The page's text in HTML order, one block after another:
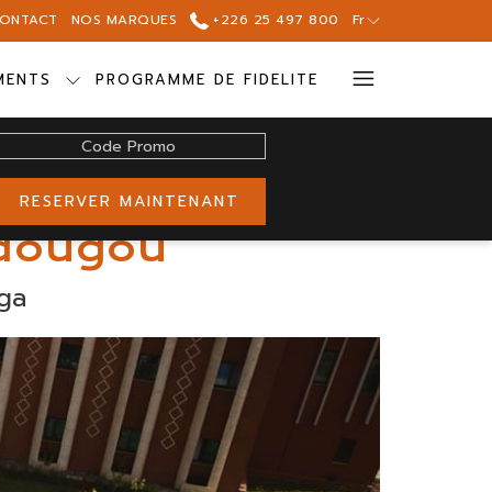
NOS MARQUES +226 25 497 800 Fr
PROGRAMME DE FIDELITE
Menu
RESERVER MAINTENANT